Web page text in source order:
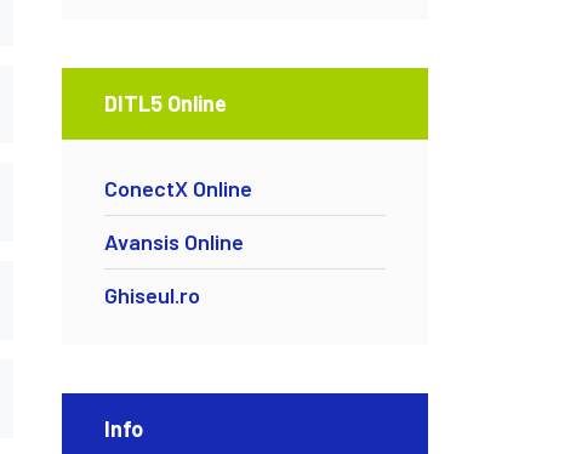
DITL5 Online
ConectX Online
Avansis Online
Ghiseul.ro
Info